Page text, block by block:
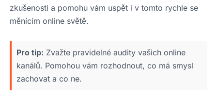
zkušenosti a pomohu vám uspět i v tomto rychle se
měnícím online světě.
Pro tip: Zvažte pravidelné audity vašich online
kanálů. Pomohou vám rozhodnout, co má smysl
zachovat a co ne.